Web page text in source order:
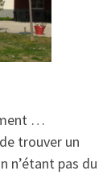
…
trouver un
n’étant pas du